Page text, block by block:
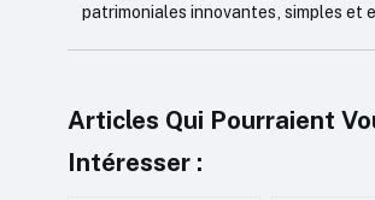
patrimoniales innovantes, simples et
Articles Qui Pourraient
Intéresser :